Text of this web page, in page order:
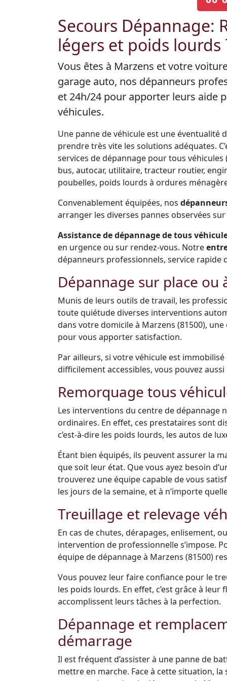
Secours Dépannage:
légers et poids lourds
Vous êtes à Marzens et votre
garage auto, nos dépanneurs
et 24h/24 pour apporter leurs aide
véhicules.
Une panne de véhicule est une éventualité
prendre très vite les solutions adéquates.
services de dépannage pour tous véhicules
bus, autocar, utilitaire, tracteur routier,
poubelles, poids lourds à ordures
Convenablement équipées, nos
arranger les diverses pannes observées
Assistance de dépannage de tous
en urgence ou sur rendez-vous. Notre
dépanneurs professionnels, service rapide
Dépannage sur place ou
Munis de leurs outils de travail, les
toute quiétude diverses interventions
dans votre domicile à Marzens (81500),
pour vous apporter satisfaction.
Par ailleurs, si votre véhicule est
difficilement accessibles, vous pouvez
Remorquage tous
Les interventions du centre de dépannage
ordinaires. En effet, ces prestataires sont
c’est-à-dire les poids lourds, les autos de
Étant bien équipés, ils peuvent assurer la
que soit leur état. Que vous ayez besoin
trouverez une équipe capable de vous
les jours de la semaine, et à n’importe
Treuillage et relevage
En cas de chutes, dérapages, enlisement,
intervention de professionnelle s’impose.
équipe de dépannage à Marzens (81500)
Vous pouvez leur faire confiance pour le
les poids lourds. En effet, c’est grâce à
accomplissent leurs tâches à la perfection.
Dépannage et
démarrage
Il est fréquent d’assister à une panne de
mettre en marche. Face à cette situation,